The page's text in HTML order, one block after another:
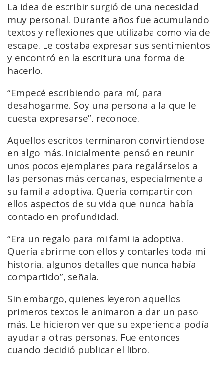
La idea de escribir surgió de una necesidad
muy personal. Durante años fue acumulando
textos y reflexiones que utilizaba como vía de
escape. Le costaba expresar sus sentimientos
y encontró en la escritura una forma de
hacerlo.
“Empecé escribiendo para mí, para
desahogarme. Soy una persona a la que le
cuesta expresarse”, reconoce.
Aquellos escritos terminaron convirtiéndose
en algo más. Inicialmente pensó en reunir
unos pocos ejemplares para regalárselos a
las personas más cercanas, especialmente a
su familia adoptiva. Quería compartir con
ellos aspectos de su vida que nunca había
contado en profundidad.
“Era un regalo para mi familia adoptiva.
Quería abrirme con ellos y contarles toda mi
historia, algunos detalles que nunca había
compartido”, señala.
Sin embargo, quienes leyeron aquellos
primeros textos le animaron a dar un paso
más. Le hicieron ver que su experiencia podía
ayudar a otras personas. Fue entonces
cuando decidió publicar el libro.